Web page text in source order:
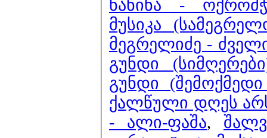
ნანინა -
მუსიკა
მეგრელიძე -
გუნდი
გუნდი
ქალწული დღეს
- ალი-ფაშა,